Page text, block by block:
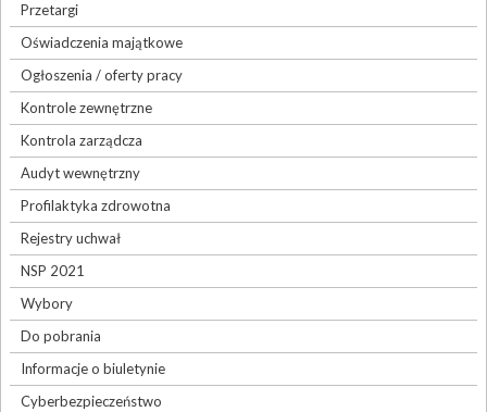
Przetargi
Oświadczenia majątkowe
Ogłoszenia / oferty pracy
Kontrole zewnętrzne
Kontrola zarządcza
Audyt wewnętrzny
Profilaktyka zdrowotna
Rejestry uchwał
NSP 2021
Wybory
Do pobrania
Informacje o biuletynie
Cyberbezpieczeństwo